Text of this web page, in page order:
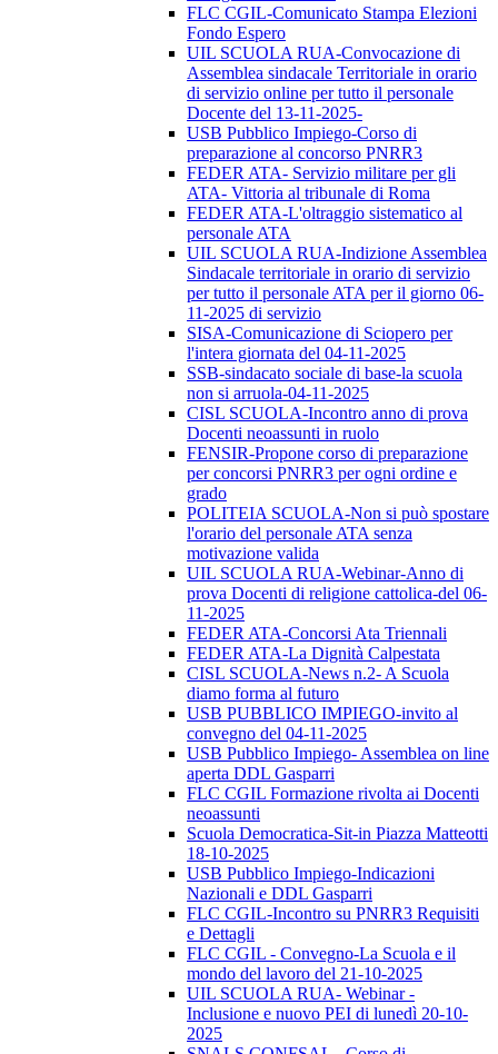
FLC CGIL-Comunicato Stampa Elezioni
Fondo Espero
UIL SCUOLA RUA-Convocazione di
Assemblea sindacale Territoriale in orario
di servizio online per tutto il personale
Docente del 13-11-2025-
USB Pubblico Impiego-Corso di
preparazione al concorso PNRR3
FEDER ATA- Servizio militare per gli
ATA- Vittoria al tribunale di Roma
FEDER ATA-L'oltraggio sistematico al
personale ATA
UIL SCUOLA RUA-Indizione Assemblea
Sindacale territoriale in orario di servizio
per tutto il personale ATA per il giorno 06-
11-2025 di servizio
SISA-Comunicazione di Sciopero per
l'intera giornata del 04-11-2025
SSB-sindacato sociale di base-la scuola
non si arruola-04-11-2025
CISL SCUOLA-Incontro anno di prova
Docenti neoassunti in ruolo
FENSIR-Propone corso di preparazione
per concorsi PNRR3 per ogni ordine e
grado
POLITEIA SCUOLA-Non si può spostare
l'orario del personale ATA senza
motivazione valida
UIL SCUOLA RUA-Webinar-Anno di
prova Docenti di religione cattolica-del 06-
11-2025
FEDER ATA-Concorsi Ata Triennali
FEDER ATA-La Dignità Calpestata
CISL SCUOLA-News n.2- A Scuola
diamo forma al futuro
USB PUBBLICO IMPIEGO-invito al
convegno del 04-11-2025
USB Pubblico Impiego- Assemblea on line
aperta DDL Gasparri
FLC CGIL Formazione rivolta ai Docenti
neoassunti
Scuola Democratica-Sit-in Piazza Matteotti
18-10-2025
USB Pubblico Impiego-Indicazioni
Nazionali e DDL Gasparri
FLC CGIL-Incontro su PNRR3 Requisiti
e Dettagli
FLC CGIL - Convegno-La Scuola e il
mondo del lavoro del 21-10-2025
UIL SCUOLA RUA- Webinar -
Inclusione e nuovo PEI di lunedì 20-10-
2025